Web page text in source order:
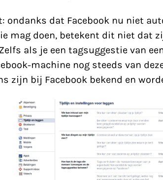
ondanks dat Facebook nu niet
mag doen, betekent dit niet dat
als je een tagsuggestie van
machine nog steeds van
zijn bij Facebook bekend en